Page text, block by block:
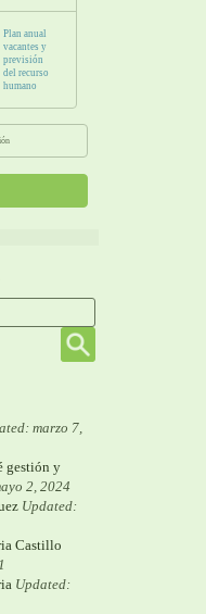
Plan anual
vacantes y
previsión
del recurso
humano
marzo 7,
gestión y
2, 2024
Updated:
Castillo
Updated: